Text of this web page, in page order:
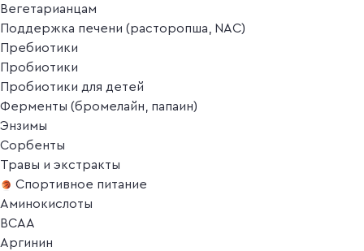
Вегетарианцам
Поддержка печени (расторопша, NAC)
Пребиотики
Пробиотики
Пробиотики для детей
Ферменты (бромелайн, папаин)
Энзимы
Сорбенты
Травы и экстракты
Спортивное питание
Аминокислоты
BCAA
Аргинин